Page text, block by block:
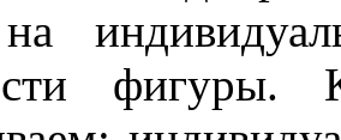
фигуры.